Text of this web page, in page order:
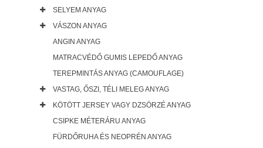
SELYEM ANYAG
VÁSZON ANYAG
ANGIN ANYAG
MATRACVÉDŐ GUMIS LEPEDŐ ANYAG
TEREPMINTÁS ANYAG (CAMOUFLAGE)
VASTAG, ŐSZI, TÉLI MELEG ANYAG
KÖTÖTT JERSEY VAGY DZSÖRZÉ ANYAG
CSIPKE MÉTERÁRU ANYAG
FÜRDŐRUHA ÉS NEOPRÉN ANYAG